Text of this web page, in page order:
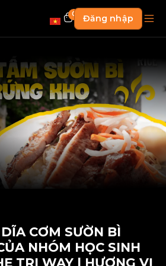
0 Đăng nhập
CƠM SƯỜN BÌ
NHÓM HỌC SINH
TRI WAY | HƯƠNG VỊ